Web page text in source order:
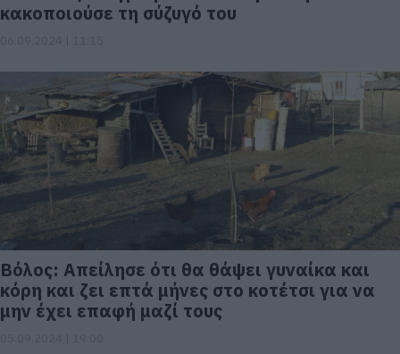
κακοποιούσε τη σύζυγό του
Βόλος: Απείλησε ότι θα θάψει γυναίκα και
κόρη και ζει επτά μήνες στο κοτέτσι για να
μην έχει επαφή μαζί τους